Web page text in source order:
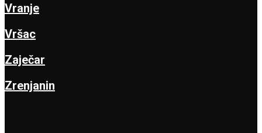
Vranje
Vršac
Zaječar
Zrenjanin